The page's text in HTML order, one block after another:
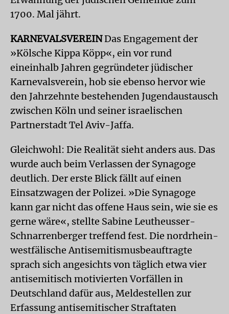
1700. Mal jährt.
KARNEVALSVEREINDas Engagement der
»Kölsche Kippa Köpp«, ein vor rund
eineinhalb Jahren gegründeter jüdischer
Karnevalsverein, hob sie ebenso hervor wie
den Jahrzehnte bestehenden Jugendaustausch
zwischen Köln und seiner israelischen
Partnerstadt Tel Aviv-Jaffa.
Gleichwohl: Die Realität sieht anders aus. Das
wurde auch beim Verlassen der Synagoge
deutlich. Der erste Blick fällt auf einen
Einsatzwagen der Polizei. »Die Synagoge
kann gar nicht das offene Haus sein, wie sie es
gerne wäre«, stellte Sabine Leutheusser-
Schnarrenberger treffend fest. Die nordrhein-
westfälische Antisemitismusbeauftragte
sprach sich angesichts von täglich etwa vier
antisemitisch motivierten Vorfällen in
Deutschland dafür aus, Meldestellen zur
Erfassung antisemitischer Straftaten